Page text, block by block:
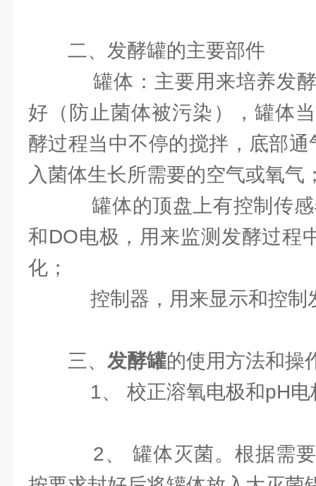
二、发酵罐的主要部件
罐体：主要用来培养发
好（防止菌体被污染），罐体
酵过程当中不停的搅拌，底部
入菌体生长所需要的空气或氧气
罐体的顶盘上有控制传
和DO电极，用来监测发酵过程
化；
控制器，用来显示和控制
三、 发酵罐的使用方法和操
1、 校正溶氧电极和pH电
2、 罐体灭菌。根据需